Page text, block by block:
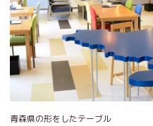
青森県の形をしたテーブル